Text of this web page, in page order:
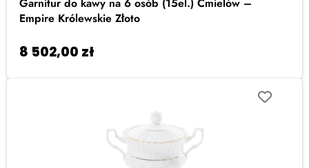
Empire Królewskie Złoto
8 502,00 zł